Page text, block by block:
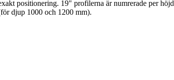
positionering. 19" profilerna är numrerade per
djup 1000 och 1200 mm).